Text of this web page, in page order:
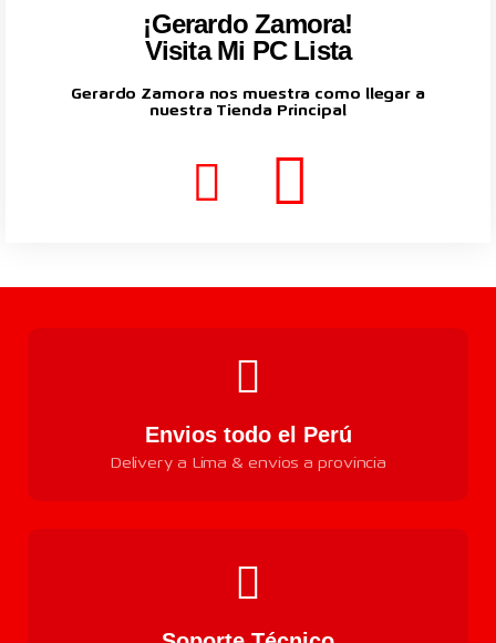
¡Gerardo Zamora!
Visita Mi PC Lista
Gerardo Zamora nos muestra como llegar a
nuestra Tienda Principal
Envios todo el Perú
Delivery a Lima & envios a provincia